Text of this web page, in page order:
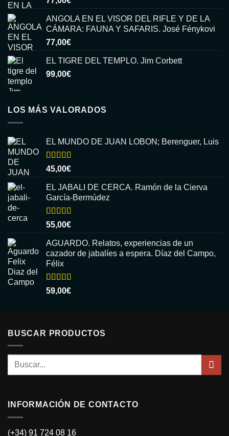
ANGOLA EN EL VISOR DEL RIFLE Y DE LA
CÁMARA: FAUNA Y SAFARIS. José Fénykovi
77,00€
EL TIGRE DEL TEMPLO. Jim Corbett
99,00€
LOS MÁS VALORADOS
EL MUNDO DE JUAN LOBON; Berenguer, Luis
Valorado
con
5
45,00€
EL JABALI DE CERCA. Ramón de la Cierva
García-Bermúdez
Valorado
con
5
55,00€
AGUARDO. Relatos, experiencias de un
cazador de jabalíes a espera. Díaz del Campo,
Félix
Valorado
con
59,00€
BUSCAR PRODUCTOS
Buscar
INFORMACIÓN DE CONTACTO
(+34) 91 724 08 16